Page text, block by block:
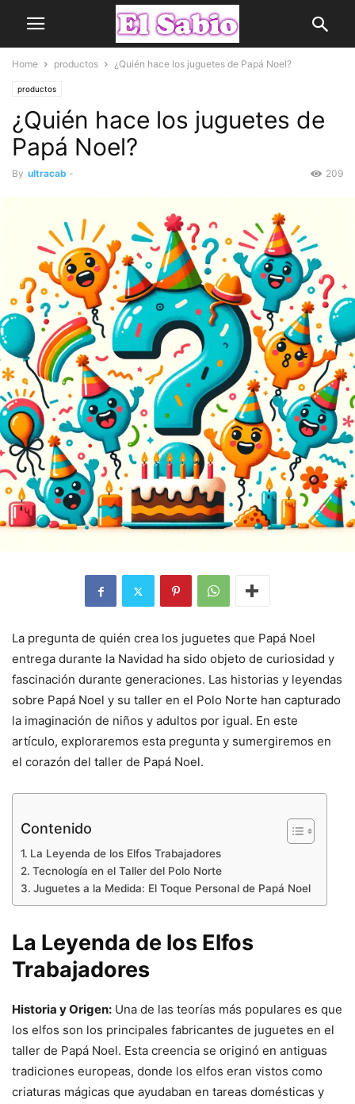
Home productos ¿Quién hace los juguetes de Papá Noel?
productos
¿Quién hace los juguetes de
Papá Noel?
By ultracab - 209
La pregunta de quién crea los juguetes que Papá Noel
entrega durante la Navidad ha sido objeto de curiosidad y
fascinación durante generaciones. Las historias y leyendas
sobre Papá Noel y su taller en el Polo Norte han capturado
la imaginación de niños y adultos por igual. En este
artículo, exploraremos esta pregunta y sumergiremos en
el corazón del taller de Papá Noel.
Contenido
La Leyenda de los Elfos Trabajadores
Tecnología en el Taller del Polo Norte
Juguetes a la Medida: El Toque Personal de Papá Noel
La Leyenda de los Elfos
Trabajadores
Historia y Origen: Una de las teorías más populares es que
los elfos son los principales fabricantes de juguetes en el
taller de Papá Noel. Esta creencia se originó en antiguas
tradiciones europeas, donde los elfos eran vistos como
criaturas mágicas que ayudaban en tareas domésticas y